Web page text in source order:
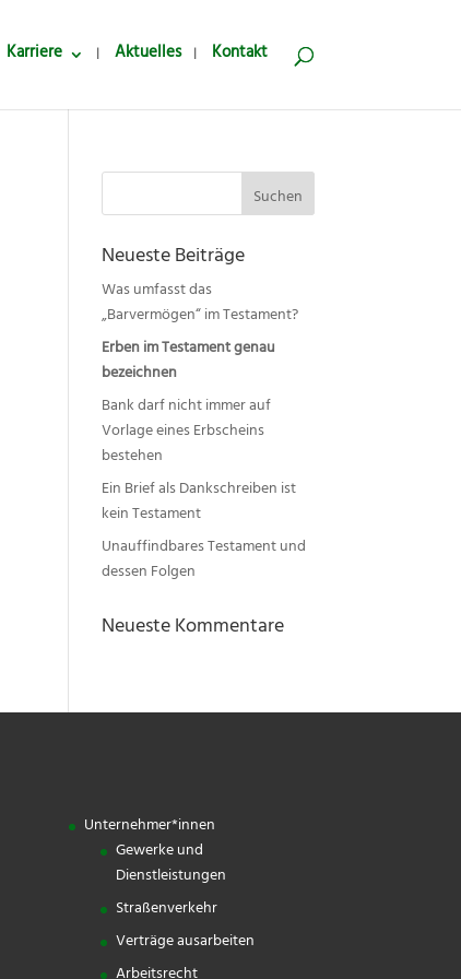
Karriere Aktuelles Kontakt
Suchen
Neueste Beiträge
Was umfasst das
„Barvermögen“ im Testament?
Erben im Testament genau
bezeichnen
Bank darf nicht immer auf
Vorlage eines Erbscheins
bestehen
Ein Brief als Dankschreiben ist
kein Testament
Unauffindbares Testament und
dessen Folgen
Neueste Kommentare
Unternehmer*innen
Gewerke und
Dienstleistungen
Straßenverkehr
Verträge ausarbeiten